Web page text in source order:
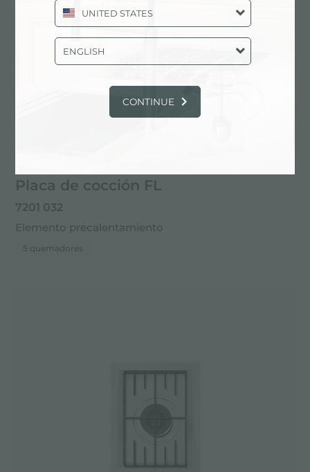
Placa de cocción FL
7201 032
Elemento precalentamiento
5 quemadores
UNITED STATES
ENGLISH
CONTINUE